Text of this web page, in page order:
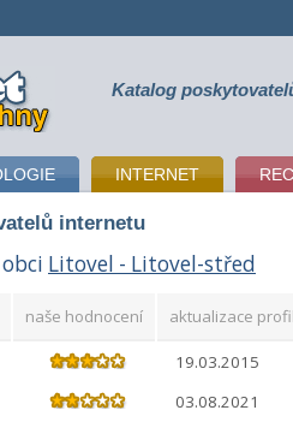
Katalog
INTERNET
internetu
Litovel - Litovel-střed
naše hodnocení aktualizace
19.03.2015
03.08.2021